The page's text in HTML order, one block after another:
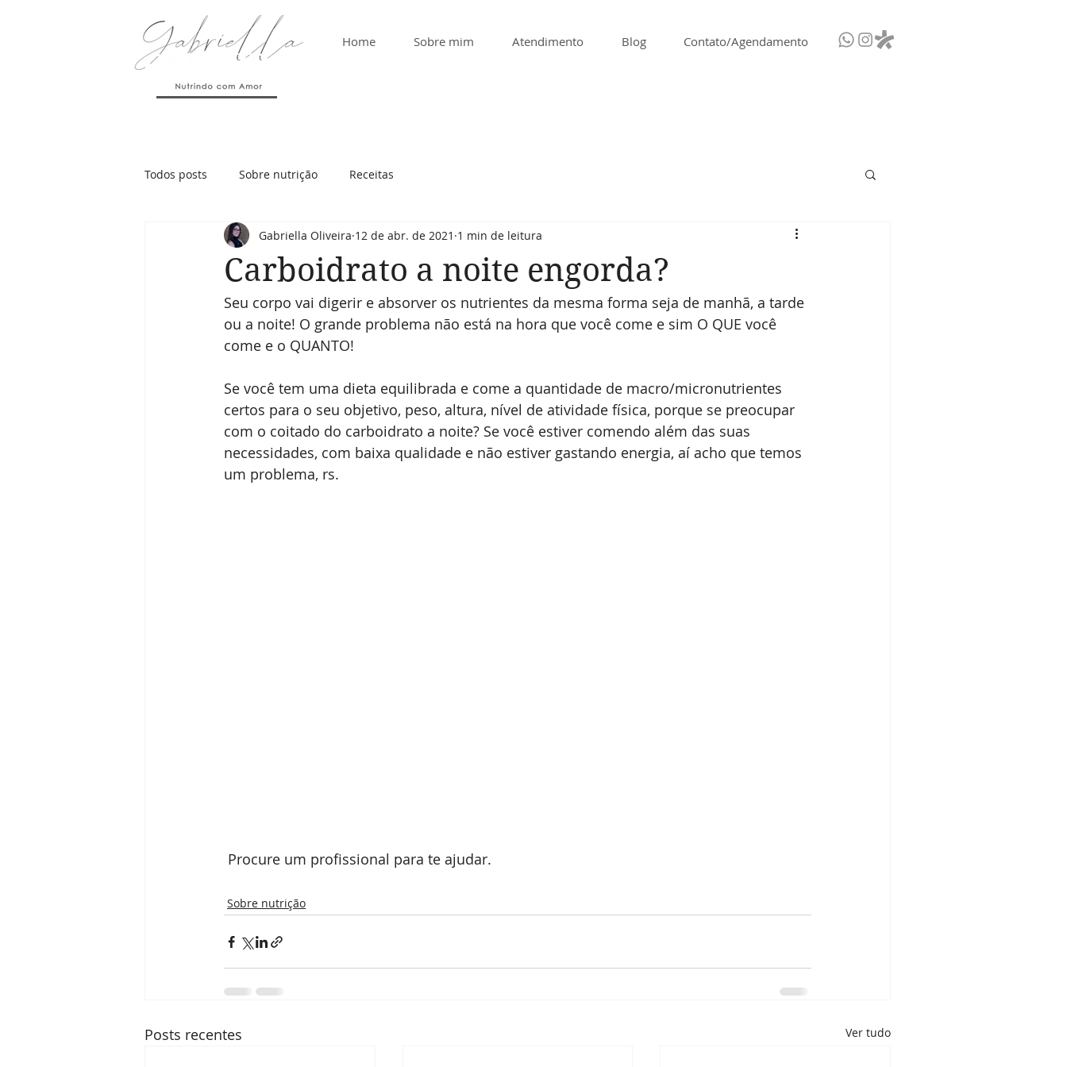
Home Sobre mim Atendimento Blog Contato/Agendamento
Todos posts Sobre nutrição Receitas
Carboidrato a noite engorda?
Gabriella Oliveira 12 de abr. de 2021 1 min de leitura
Seu corpo vai digerir e absorver os nutrientes da mesma forma seja de manhã, a tarde
ou a noite! O grande problema não está na hora que você come e sim O QUE você
come e o QUANTO!
Se você tem uma dieta equilibrada e come a quantidade de macro/micronutrientes
certos para o seu objetivo, peso, altura, nível de atividade física, porque se preocupar
com o coitado do carboidrato a noite? Se você estiver comendo além das suas
necessidades, com baixa qualidade e não estiver gastando energia, aí acho que temos
um problema, rs.
Procure um profissional para te ajudar.
Sobre nutrição
Posts recentes Ver tudo